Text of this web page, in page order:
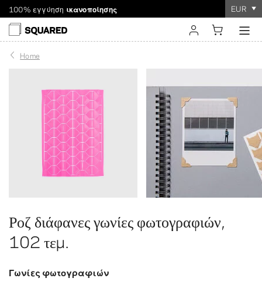
Αποστολή σε όλο τον κόσμο. Μειωμένα μεταφορικά για
παραγγελίες άνω των $60
Η παραγγελία διαρκεί
100% εγγύηση ικανοποίησης EUR
Home
Ροζ διάφανες γωνίες φωτογραφιών,
102 τεμ.
Γωνίες φωτογραφιών